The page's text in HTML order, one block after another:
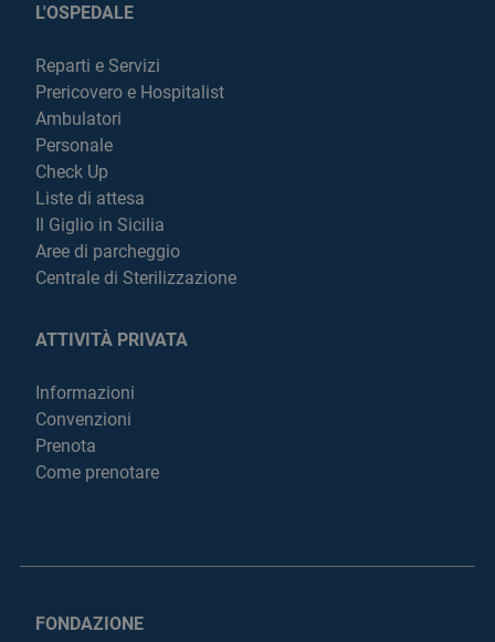
L'OSPEDALE
Reparti e Servizi
Prericovero e Hospitalist
Ambulatori
Personale
Check Up
Liste di attesa
Il Giglio in Sicilia
Aree di parcheggio
Centrale di Sterilizzazione
ATTIVITÀ PRIVATA
Informazioni
Convenzioni
Prenota
Come prenotare
FONDAZIONE